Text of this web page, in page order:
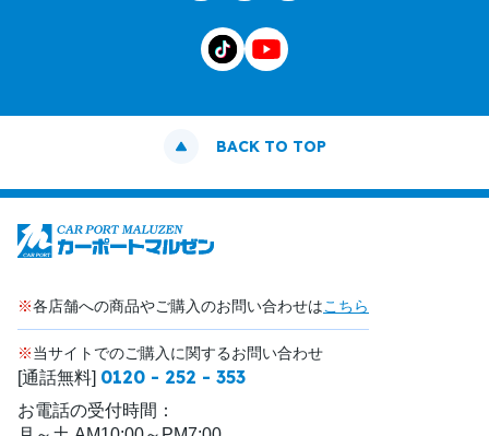
BACK TO TOP
※各店舗への商品やご購入のお問い合わせはこちら
※当サイトでのご購入に関するお問い合わせ
[通話無料] 0120 - 252 - 353
お電話の受付時間：